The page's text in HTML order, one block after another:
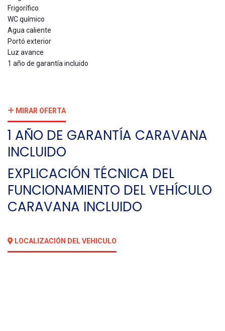
Frigorífico
WC químico
Agua caliente
Portó exterior
Luz avance
1 año de garantía incluido
MIRAR OFERTA
1 AÑO DE GARANTÍA CARAVANA
INCLUIDO
EXPLICACIÓN TÉCNICA DEL
FUNCIONAMIENTO DEL VEHÍCULO
CARAVANA INCLUIDO
LOCALIZACIÓN DEL VEHICULO